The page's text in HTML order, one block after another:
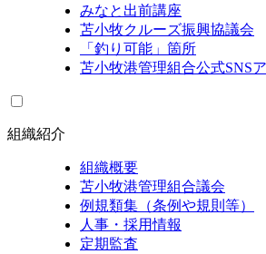
みなと出前講座
苫小牧クルーズ振興協議会
「釣り可能」箇所
苫小牧港管理組合公式SNS
組織紹介
組織概要
苫小牧港管理組合議会
例規類集（条例や規則等）
人事・採用情報
定期監査